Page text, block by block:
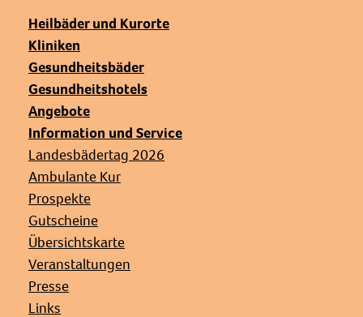
Heilbäder und Kurorte
Kliniken
Gesundheitsbäder
Gesundheitshotels
Angebote
Information und Service
Landesbädertag 2026
Ambulante Kur
Prospekte
Gutscheine
Übersichtskarte
Veranstaltungen
Presse
Links